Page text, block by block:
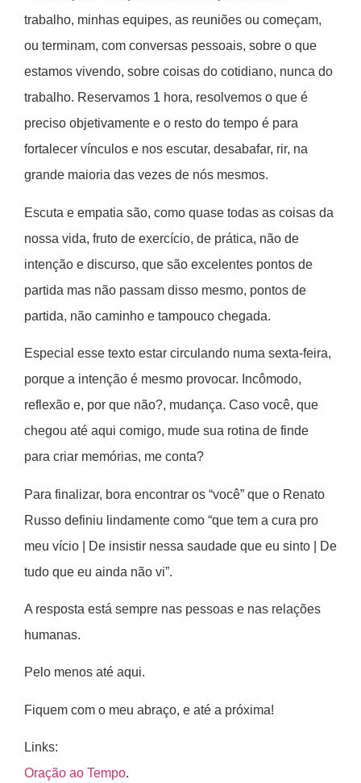
trabalho, minhas equipes, as reuniões ou começam,
ou terminam, com conversas pessoais, sobre o que
estamos vivendo, sobre coisas do cotidiano, nunca do
trabalho. Reservamos 1 hora, resolvemos o que é
preciso objetivamente e o resto do tempo é para
fortalecer vínculos e nos escutar, desabafar, rir, na
grande maioria das vezes de nós mesmos.
Escuta e empatia são, como quase todas as coisas da
nossa vida, fruto de exercício, de prática, não de
intenção e discurso, que são excelentes pontos de
partida mas não passam disso mesmo, pontos de
partida, não caminho e tampouco chegada.
Especial esse texto estar circulando numa sexta-feira,
porque a intenção é mesmo provocar. Incômodo,
reflexão e, por que não?, mudança. Caso você, que
chegou até aqui comigo, mude sua rotina de finde
para criar memórias, me conta?
Para finalizar, bora encontrar os “você” que o Renato
Russo definiu lindamente como “que tem a cura pro
meu vício | De insistir nessa saudade que eu sinto | De
tudo que eu ainda não vi”.
A resposta está sempre nas pessoas e nas relações
humanas.
Pelo menos até aqui.
Fiquem com o meu abraço, e até a próxima!
Links:
Oração ao Tempo.